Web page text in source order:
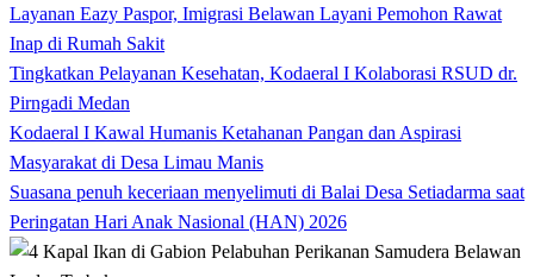
Layanan Eazy Paspor, Imigrasi Belawan Layani Pemohon Rawat
Inap di Rumah Sakit
Tingkatkan Pelayanan Kesehatan, Kodaeral I Kolaborasi RSUD dr.
Pirngadi Medan‎
Kodaeral I Kawal Humanis Ketahanan Pangan dan Aspirasi
Masyarakat di Desa Limau Manis
Suasana penuh keceriaan menyelimuti di Balai Desa Setiadarma saat
Peringatan Hari Anak Nasional (HAN) 2026